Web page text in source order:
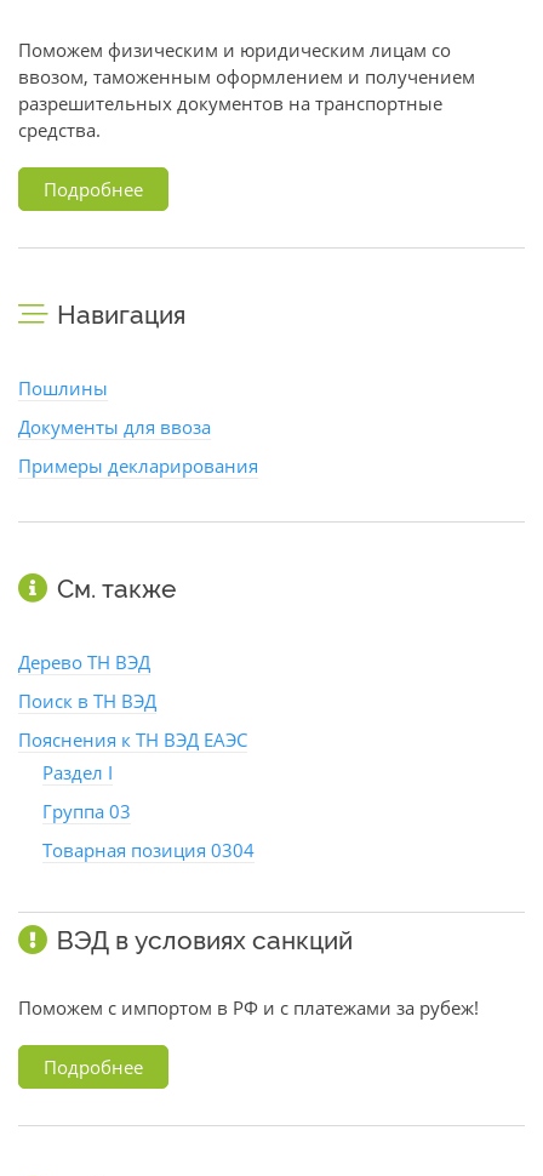
Поможем физическим и юридическим лицам со
ввозом, таможенным оформлением и получением
разрешительных документов на транспортные
средства.
Подробнее
Навигация
Пошлины
Документы для ввоза
Примеры декларирования
См. также
Дерево ТН ВЭД
Поиск в ТН ВЭД
Пояснения к ТН ВЭД ЕАЭС
Раздел I
Группа 03
Товарная позиция 0304
ВЭД в условиях санкций
Поможем с импортом в РФ и с платежами за рубеж!
Подробнее